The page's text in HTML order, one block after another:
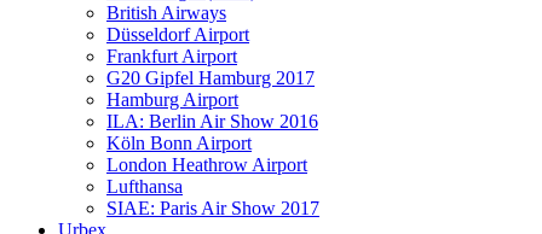
British Airways
Düsseldorf Airport
Frankfurt Airport
G20 Gipfel Hamburg 2017
Hamburg Airport
ILA: Berlin Air Show 2016
Köln Bonn Airport
London Heathrow Airport
Lufthansa
SIAE: Paris Air Show 2017
Urbex